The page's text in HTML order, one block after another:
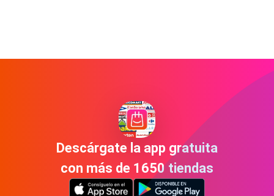
Descárgate la app gratuita
con más de 1650 tiendas